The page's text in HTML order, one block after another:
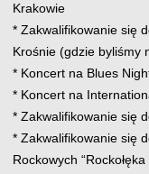
Krakowie
* Zakwalifikowanie się
Krośnie (gdzie byliśmy
* Koncert na Blues
* Koncert na
* Zakwalifikowanie się
* Zakwalifikowanie się
Rockowych “Rockołęka